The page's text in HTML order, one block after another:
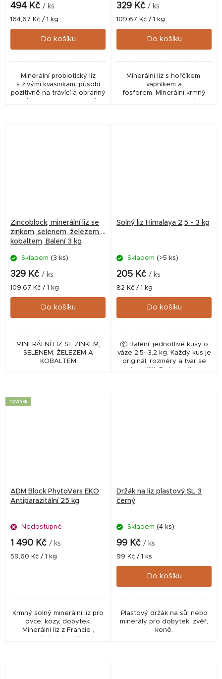
494 Kč / ks
Měrná
cena:
164,67 Kč / 1 kg
Do košíku
Minerální probiotický liz
s živými kvasinkami působí
pozitivně na trávící a obranný
systém v organismu zejména
329 Kč / ks
Měrná
cena:
109,67 Kč / 1 kg
Do košíku
Minerální liz s hořčíkem,
vápníkem a
fosforem. Minerální krmný
doplněk pro koně, krávy,
Zincoblock, minerální liz se
zinkem, selenem, železem a
kobaltem, Balení 3 kg
Skladem (3 ks)
329 Kč / ks
Měrná
cena:
109,67 Kč / 1 kg
Do košíku
MINERÁLNÍ LIZ SE ZINKEM,
SELENEM, ŽELEZEM A
KOBALTEM
Solný liz Himalaya 2,5 - 3 kg
Skladem (>5 ks)
205 Kč / ks
Měrná
cena:
82 Kč / 1 kg
Do košíku
📦 Balení: jednotlivé kusy o
váze 2,5–3,2 kg. Každý kus je
originál, rozměry a tvar se
Novinka
ADM Block PhytoVers EKO
Antiparazitální 25 kg
Nedostupné
1 490 Kč / ks
Měrná
59,60 Kč / 1 kg
Krmný solný minerální liz pro
ovce, kozy, dobytek.
Minerální liz z Francie ,
esenciální oleje z 10 bylin
Držák na liz plastový SL 3
černý
Skladem (4 ks)
99 Kč / ks
Měrná
cena:
99 Kč / 1 ks
Do košíku
Plastový držák na sůl nebo
minerály pro dobytek, zvěř,
koně.